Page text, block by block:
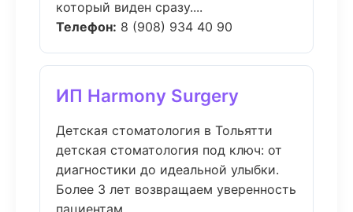
который виден сразу....
Телефон: 8 (908) 934 40 90
ИП Harmony Surgery
Детская стоматология в Тольятти
детская стоматология под ключ: от
диагностики до идеальной улыбки.
Более 3 лет возвращаем уверенность
пациентам....